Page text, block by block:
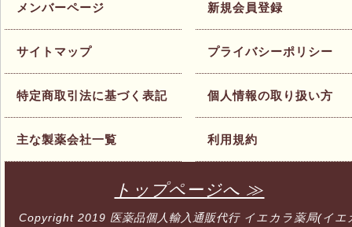
メンバーページ
サイトマップ
特定商取引法に基づく表記
主な製薬会社一覧
新規会員登録
プライバシーポリシー
個人情報の取り扱い方
利用規約
トップページへ ≫
Copyright 2019 医薬品個人輸入通販代行 イエカラ薬局(イエ